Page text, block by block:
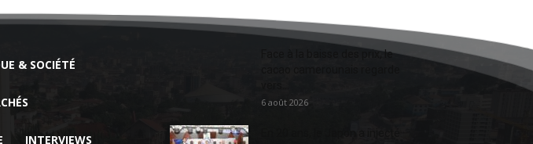
& SOCIÉTÉ
INTERVIEWS
Face à la baisse des prix, le
6 août 2026